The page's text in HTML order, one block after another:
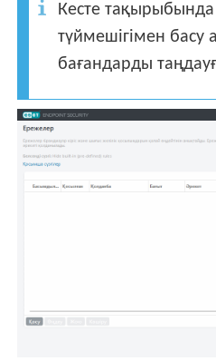
Кесте тақырыбында
түймешігімен басу
бағандарды